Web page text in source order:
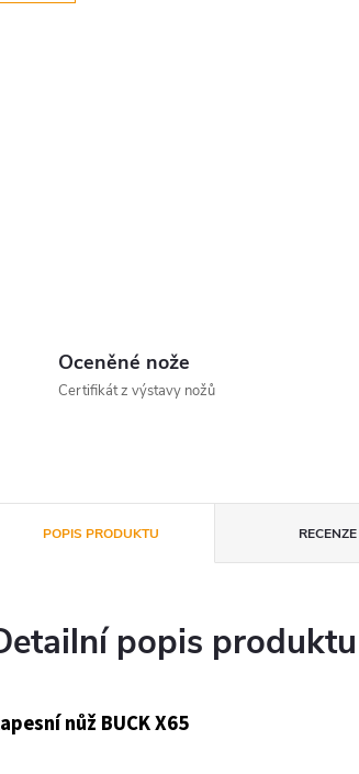
Oceněné nože
Certifikát z výstavy nožů
POPIS PRODUKTU RECENZE
popis produktu
nůž BUCK X65